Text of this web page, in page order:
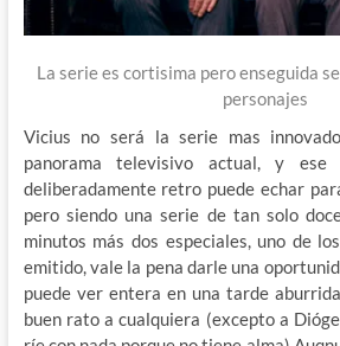
La serie es cortisima pero enseguida
personajes
Vicius no será la serie mas
panorama televisivo actual, y
deliberadamente retro puede echar
pero siendo una serie de tan solo
minutos más dos especiales, uno de
emitido, vale la pena darle una
puede ver entera en una tarde
buen rato a cualquiera (excepto a